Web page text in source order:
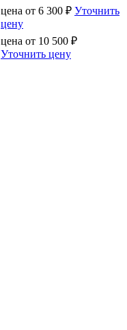
цена от 6 300 ₽ Уточнить
цену
цена от 10 500 ₽
Уточнить цену